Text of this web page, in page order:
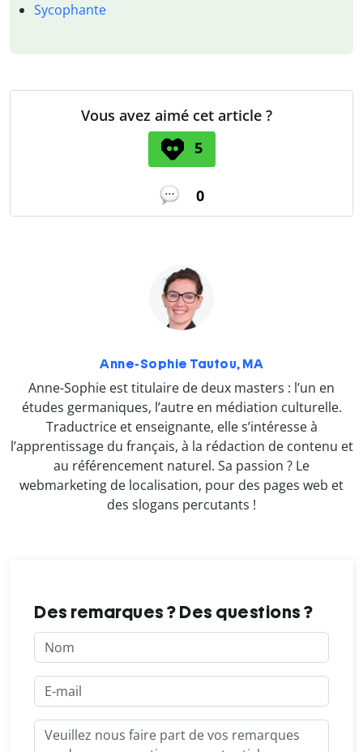
Sycophante
Vous avez aimé cet article ?
5
0
Anne-Sophie Tautou, MA
Anne-Sophie est titulaire de deux masters : l’un en
études germaniques, l’autre en médiation culturelle.
Traductrice et enseignante, elle s’intéresse à
l’apprentissage du français, à la rédaction de contenu et
au référencement naturel. Sa passion ? Le
webmarketing de localisation, pour des pages web et
des slogans percutants !
Des remarques ? Des questions ?